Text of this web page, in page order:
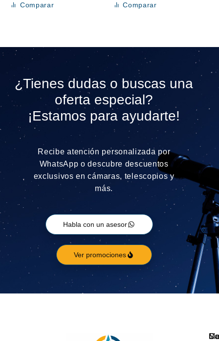
Añadir al carrito
Comparar Añadir al carrito
Comparar
¿Tienes dudas o buscas una
oferta especial?
¡Estamos para ayudarte!
Recibe atención personalizada por
WhatsApp o descubre descuentos
exclusivos en cámaras, telescopios y
más.
Habla con un asesor
Ver promociones